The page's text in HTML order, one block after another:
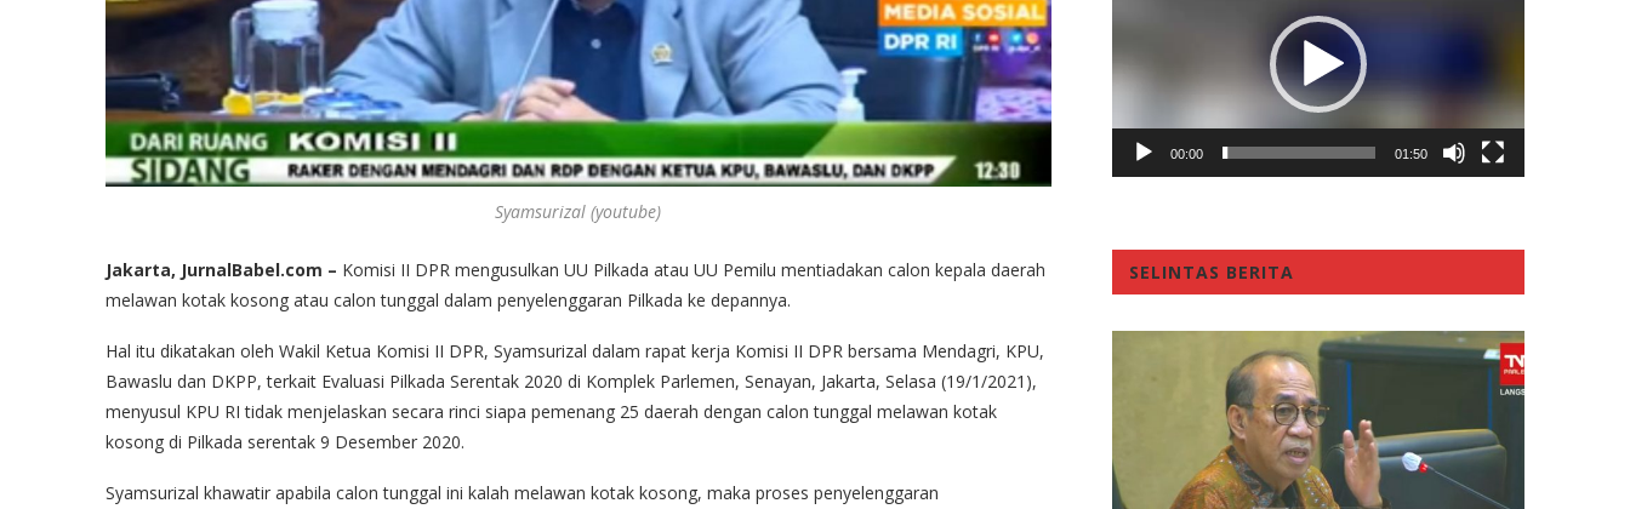
Syamsurizal (youtube)
Jakarta, JurnalBabel.com – Komisi II DPR mengusulkan UU Pilkada atau UU Pemilu mentiadakan calon kepala daerah
melawan kotak kosong atau calon tunggal dalam penyelenggaran Pilkada ke depannya.
Hal itu dikatakan oleh Wakil Ketua Komisi II DPR, Syamsurizal dalam rapat kerja Komisi II DPR bersama Mendagri, KPU,
Bawaslu dan DKPP, terkait Evaluasi Pilkada Serentak 2020 di Komplek Parlemen, Senayan, Jakarta, Selasa (19/1/2021),
menyusul KPU RI tidak menjelaskan secara rinci siapa pemenang 25 daerah dengan calon tunggal melawan kotak
kosong di Pilkada serentak 9 Desember 2020.
Syamsurizal khawatir apabila calon tunggal ini kalah melawan kotak kosong, maka proses penyelenggaran
00:00 01:50
SELINTAS BERITA